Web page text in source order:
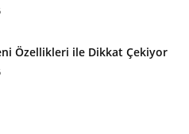
Özellikleri ile Dikkat Çekiyor